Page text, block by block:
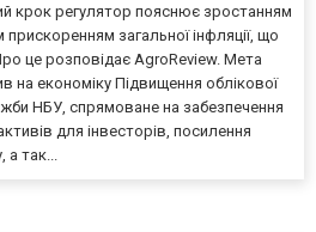
крок регулятор пояснює зростанням
прискоренням загальної інфляції, що
це розповідає AgroReview. Мета
на економіку Підвищення облікової
НБУ, спрямоване на забезпечення
для інвесторів, посилення
а так...